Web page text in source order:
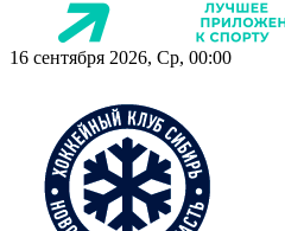
16 сентября 2026, Ср, 00:00